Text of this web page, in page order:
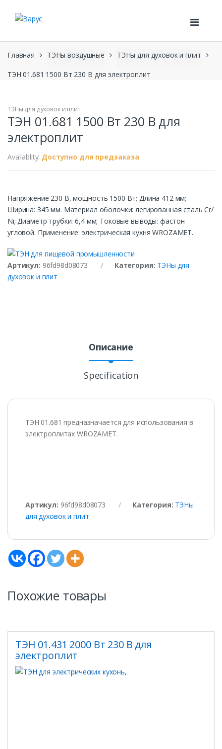
Главная ТЭНы воздушные ТЭНы для духовок и плит
ТЭН 01.681 1500 Вт 230 В для электроплит
ТЭНы для духовок и плит
ТЭН 01.681 1500 Вт 230 В для
электроплит
Availablity: Доступно для предзаказа
Напряжение 230 В, мощность 1500 Вт; Длина 412 мм;
Ширина: 345 мм. Материал оболочки: легированная сталь Cr/
Ni; Диаметр трубки: 6,4 мм; Токовые выводы: фастон
угловой. Применение: электрическая кухня WROZAMET.
Артикул: 96fd98d08073 Категория: ТЭНы для
духовок и плит
Описание
Specification
ТЭН 01.681 предназначается для использования в
электроплитах WROZAMET.
Артикул: 96fd98d08073 Категория: ТЭНы
для духовок и плит
Похожие товары
ТЭН 01.431 2000 Вт 230 В для
электроплит